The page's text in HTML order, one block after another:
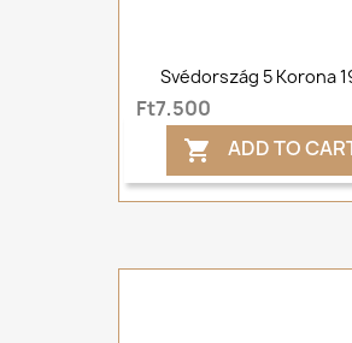
Svédország 5 Korona
Ft7,500
 ADD TO